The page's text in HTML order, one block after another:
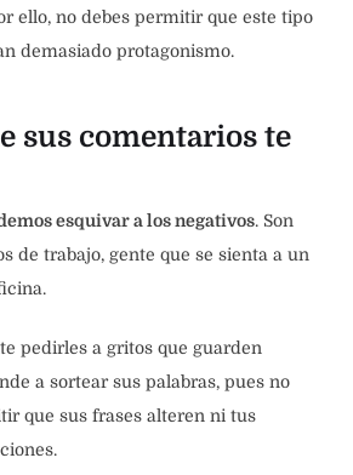
ello, no debes permitir que este tipo
demasiado protagonismo.
sus comentarios te
esquivar a los negativos. Son
de trabajo, gente que se sienta a un
pedirles a gritos que guarden
a sortear sus palabras, pues no
que sus frases alteren ni tus